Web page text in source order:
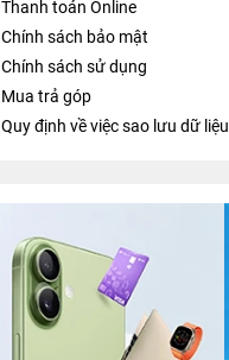
Thanh toán Online
Chính sách bảo mật
Chính sách sử dụng
Mua trả góp
Quy định về việc sao lưu dữ liệu